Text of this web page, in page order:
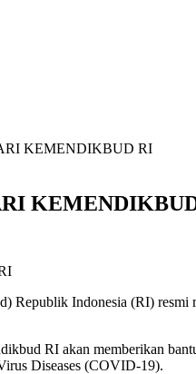
KEMENDIKBUD RI
Republik Indonesia (RI)
RI akan memberikan
Diseases (COVID-19).